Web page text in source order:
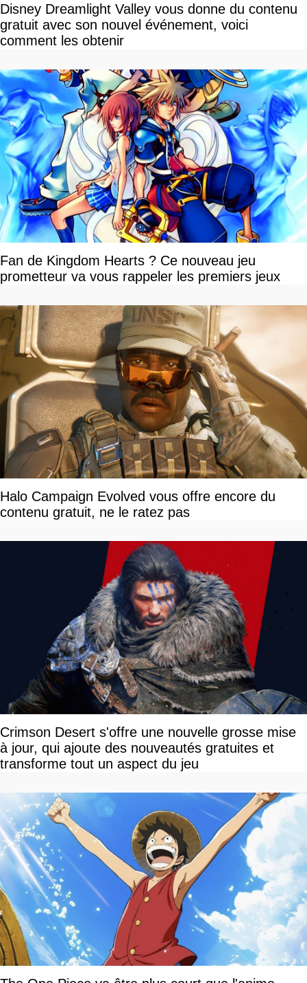
Disney Dreamlight Valley vous donne du contenu
gratuit avec son nouvel événement, voici
comment les obtenir
Fan de Kingdom Hearts ? Ce nouveau jeu
prometteur va vous rappeler les premiers jeux
Halo Campaign Evolved vous offre encore du
contenu gratuit, ne le ratez pas
Crimson Desert s'offre une nouvelle grosse mise
à jour, qui ajoute des nouveautés gratuites et
transforme tout un aspect du jeu